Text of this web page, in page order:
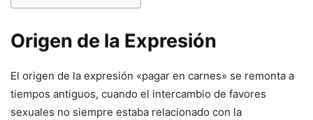
Origen de la Expresión
El origen de la expresión «pagar en carnes» se remonta a
tiempos antiguos, cuando el intercambio de favores
sexuales no siempre estaba relacionado con la